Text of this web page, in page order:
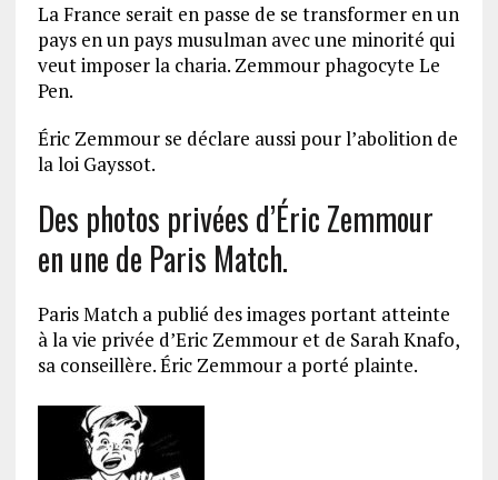
La France serait en passe de se transformer en un
pays en un pays musulman avec une minorité qui
veut imposer la charia.Zemmour phagocyte Le
Pen.
Éric Zemmour se déclare aussi pour l’abolition de
la loi Gayssot.
Des photos privées d’Éric Zemmour
en une de Paris Match.
Paris Match a publié des images portant atteinte
à la vie privée d’Eric Zemmour et de SarahKnafo,
sa conseillère.Éric Zemmour a porté plainte.